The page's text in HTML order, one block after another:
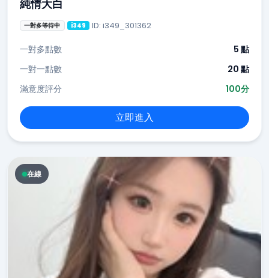
純情大白
一對多等待中 i349 ID: i349_301362
一對多點數
5 點
一對一點數
20 點
滿意度評分
100分
立即進入
在線